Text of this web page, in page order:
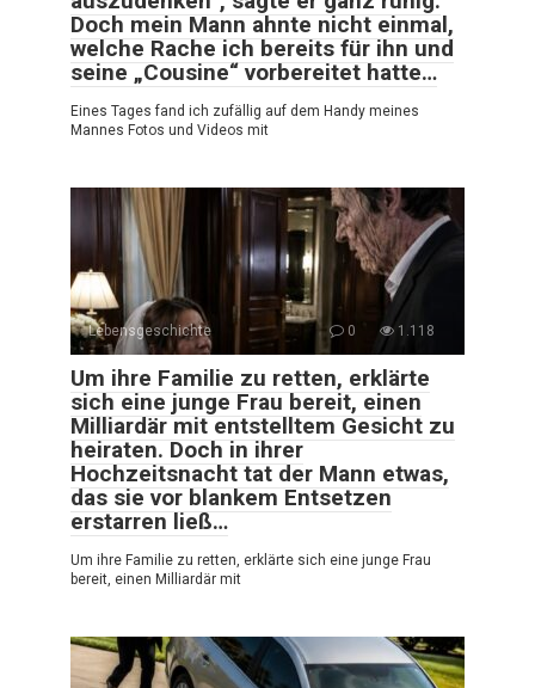
Doch mein Mann ahnte nicht einmal,
welche Rache ich bereits für ihn und
seine „Cousine“ vorbereitet hatte…
Eines Tages fand ich zufällig auf dem Handy meines
Mannes Fotos und Videos mit
Lebensgeschichte 0 1.118
Um ihre Familie zu retten, erklärte
sich eine junge Frau bereit, einen
Milliardär mit entstelltem Gesicht zu
heiraten. Doch in ihrer
Hochzeitsnacht tat der Mann etwas,
das sie vor blankem Entsetzen
erstarren ließ…
Um ihre Familie zu retten, erklärte sich eine junge Frau
bereit, einen Milliardär mit